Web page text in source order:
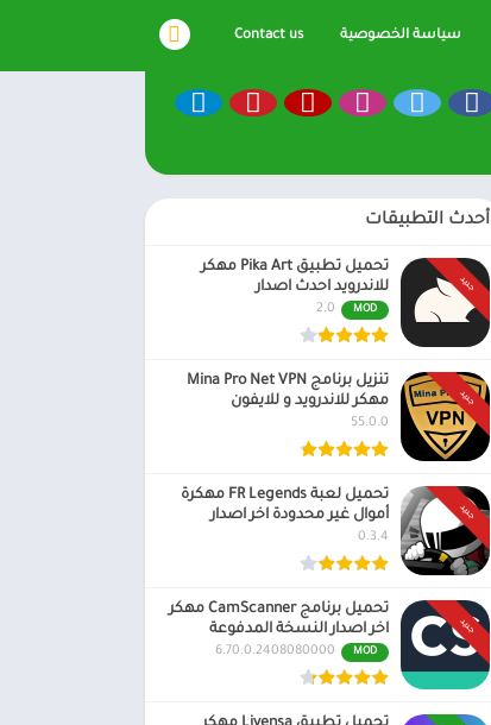
سياسة الخصوصية Contact us
أحدث التطبيقات
جديد
تحميل تطبيق Pika Art مهكر
للاندرويد احدث اصدار
MOD
2.0
جديد
تنزيل برنامج Mina Pro Net VPN
مهكر للاندرويد و للايفون
55.0.0
جديد
تحميل لعبة FR Legends مهكرة
أموال غير محدودة اخر اصدار
0.3.4
جديد
تحميل برنامج CamScanner مهكر
اخر اصدار النسخة المدفوعة
MOD
6.70.0.2408080000